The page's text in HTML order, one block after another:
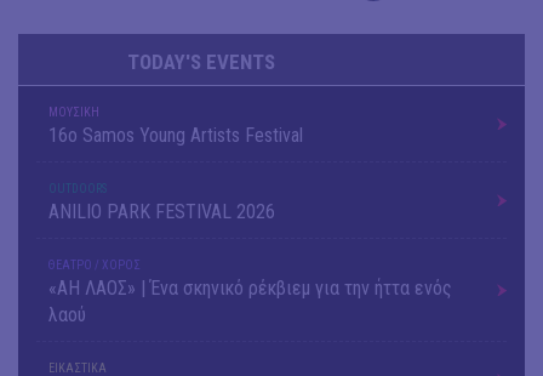
TODAY'S EVENTS
ΜΟΥΣΙΚΗ
16o Samos Young Artists Festival
OUTDΟORS
ANILIO PARK FESTIVAL 2026
ΘΕΑΤΡΟ / ΧΟΡΟΣ
«ΑΗ ΛΑΟΣ» | Ένα σκηνικό ρέκβιεμ για την ήττα ενός
λαού
ΕΙΚΑΣΤΙΚΑ